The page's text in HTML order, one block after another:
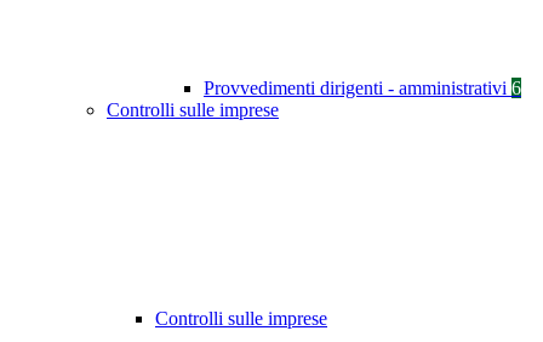
Provvedimenti dirigenti - amministrativi 6
Controlli sulle imprese
Controlli sulle imprese